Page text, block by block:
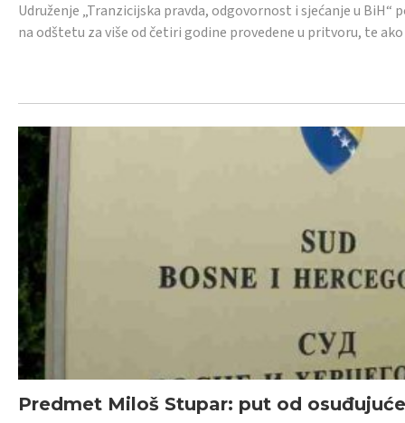
Udruženje „Tranzicijska pravda, odgovornost i sjećanje u
na odštetu za više od četiri godine provedene u pritvoru, te
Predmet Miloš Stupar: put od